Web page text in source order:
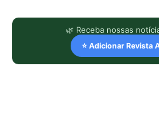
🌿 Receba nossas
⭐ Adicionar Revista